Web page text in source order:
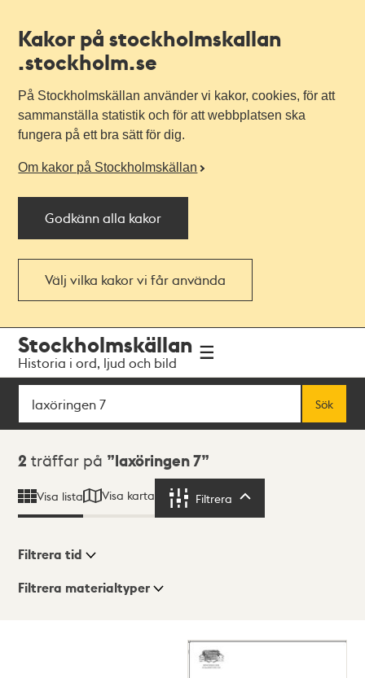
Kakor på stockholmskallan
.stockholm.se
På Stockholmskällan använder vi kakor, cookies, för att
sammanställa statistik och för att webbplatsen ska
fungera på ett bra sätt för dig.
Om kakor på Stockholmskällan
Godkänn alla kakor
Välj vilka kakor vi får använda
navigationen
huvudinnehållet
Stockholmskällan
Historia i ord, ljud och bild
Sök
Sök
Sökresultat
2 träffar på laxöringen 7
Visa lista Visa karta Filtrera
Visningsläge
Filtrera tid
Filtrera materialtyper